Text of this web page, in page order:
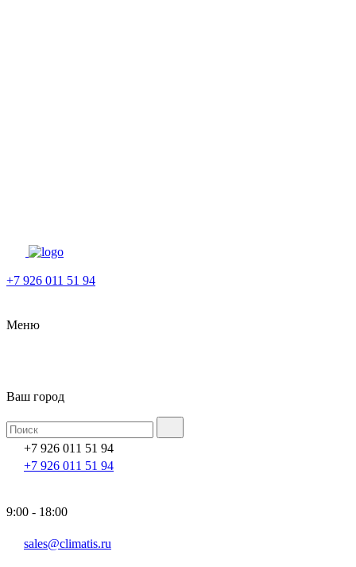
+7 926 011 51 94
Меню
Ваш город
+7 926 011 51 94
+7 926 011 51 94
9:00 - 18:00
sales@climatis.ru